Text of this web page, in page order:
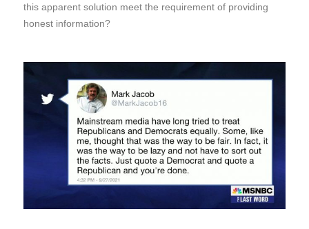
this apparent solution meet the requirement of providing
honest information?